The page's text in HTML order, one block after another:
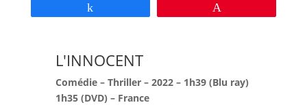
L'INNOCENT
Comédie – Thriller – 2022 – 1h39 (Blu ray)
1h35 (DVD) – France